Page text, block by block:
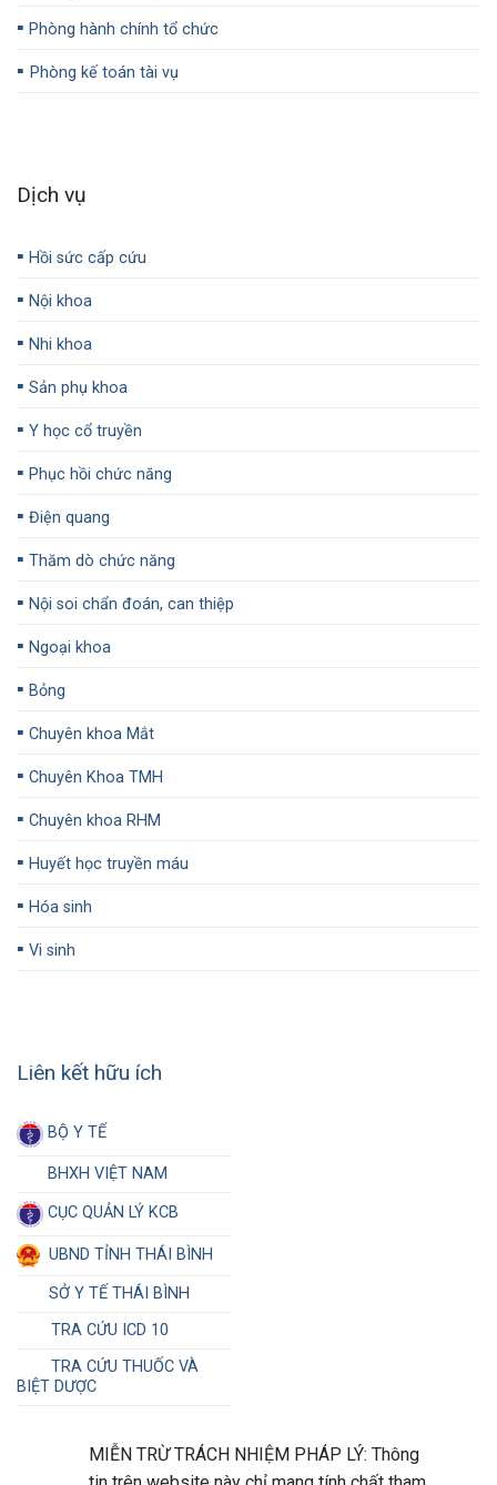
▪️ Phòng hành chính tổ chức
▪️ Phòng kế toán tài vụ
Dịch vụ
▪️ Hồi sức cấp cứu
▪️ Nội khoa
▪️ Nhi khoa
▪️ Sản phụ khoa
▪️ Y học cổ truyền
▪️ Phục hồi chức năng
▪️ Điện quang
▪️ Thăm dò chức năng
▪️ Nội soi chẩn đoán, can thiệp
▪️ Ngoại khoa
▪️ Bỏng
▪️ Chuyên khoa Mắt
▪️ Chuyên Khoa TMH
▪️ Chuyên khoa RHM
▪️ Huyết học truyền máu
▪️ Hóa sinh
▪️ Vi sinh
Liên kết hữu ích
BỘ Y TẾ
BHXH VIỆT NAM
CỤC QUẢN LÝ KCB
UBND TỈNH THÁI BÌNH
SỞ Y TẾ THÁI BÌNH
TRA CỨU ICD 10
TRA CỨU THUỐC VÀ
BIỆT DƯỢC
MIỄN TRỪ TRÁCH NHIỆM PHÁP LÝ: Thông